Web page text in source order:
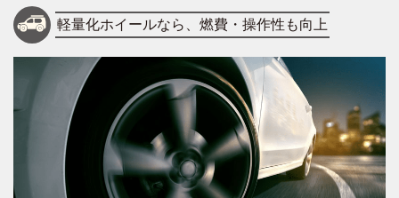
軽量化ホイールなら、燃費・操作性も向上